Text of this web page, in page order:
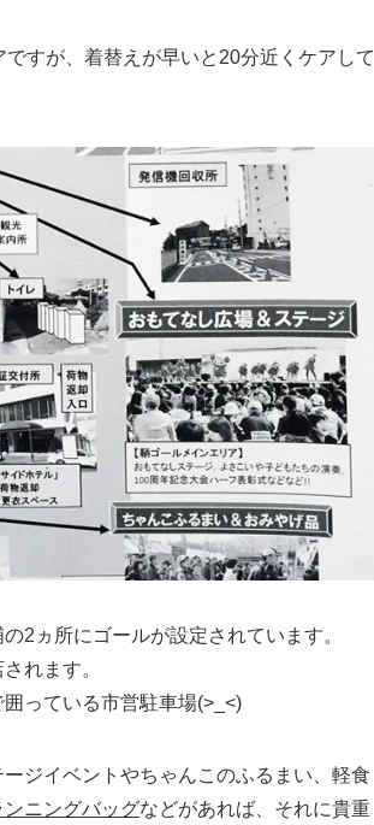
すが、着替えが早いと20分近くケアして
2ヵ所にゴールが設定されています。
れます。
っている市営駐車場(>_<)
ジイベントやちゃんこのふるまい、軽食
ンニングバッグなどがあれば、それに貴重